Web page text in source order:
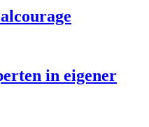
in eigener